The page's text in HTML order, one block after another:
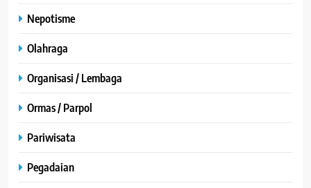
Nepotisme
Olahraga
Organisasi / Lembaga
Ormas / Parpol
Pariwisata
Pegadaian